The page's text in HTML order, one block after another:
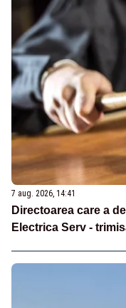
7 aug. 2026, 14:41
Directoarea care a
Electrica Serv -